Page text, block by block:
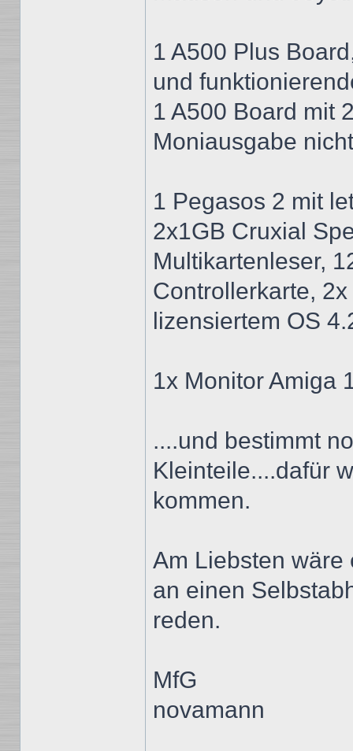
1 A500 Plus
und
1 A500 Board mit
Moniausgabe
1 Pegasos 2 mit
2x1GB Cruxial
Multikartenleser,
Controllerkarte,
lizensiertem OS
1x Monitor Amiga
....und bestimmt
Kleinteile....dafür
kommen.
Am Liebsten wäre
an einen
reden.
MfG
novamann